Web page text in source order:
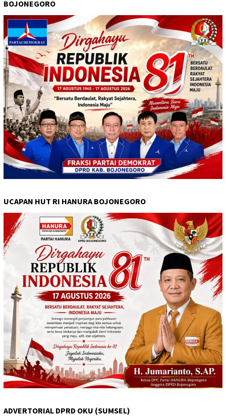
BOJONEGORO
UCAPAN HUT RI HANURA BOJONEGORO
ADVERTORIAL DPRD OKU (SUMSEL)